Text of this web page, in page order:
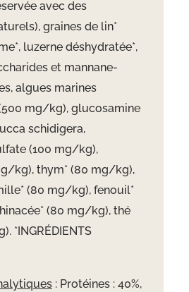
avec des
graines de lin*
luzerne déshydratée*,
et mannane-
algues marines
mg/kg), glucosamine
schidigera,
(100 mg/kg),
kg), thym* (80 mg/kg),
(80 mg/kg), fenouil*
(80 mg/kg), thé
*INGRÉDIENTS
: Protéines : 40%,